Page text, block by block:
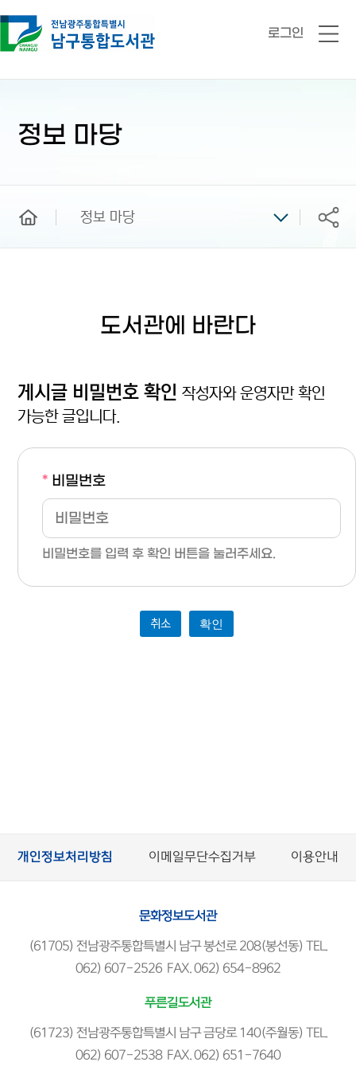
로그인
전
정보 마당
정보 마당 공유
도서관에 바란다
게시글 비밀번호 확인작성자와 운영자만 확인
가능한 글입니다.
* 비밀번호
비밀번호를 입력 후 확인 버튼을 눌러주세요.
취소 확인
개인정보처리방침 이메일무단수집거부 이용안내
문화정보도서관
(61705) 전남광주통합특별시 남구 봉선로 208(봉선동) TEL.
062) 607-2526 FAX. 062) 654-8962
푸른길도서관
(61723) 전남광주통합특별시 남구 금당로 140(주월동) TEL.
062) 607-2538 FAX. 062) 651-7640